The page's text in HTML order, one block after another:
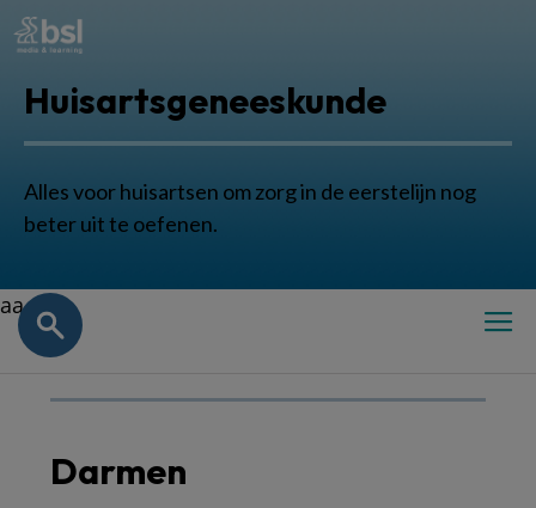
Huisartsgeneeskunde
Alles voor huisartsen om zorg in de eerstelijn nog
beter uit te oefenen.
aa
Darmen